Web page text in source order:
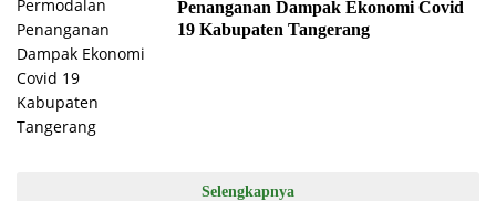
Penanganan Dampak Ekonomi Covid
19 Kabupaten Tangerang
Selengkapnya